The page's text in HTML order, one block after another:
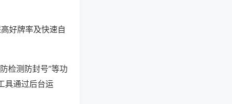
好牌率及快速自
检测防封号”等功
具通过后台运